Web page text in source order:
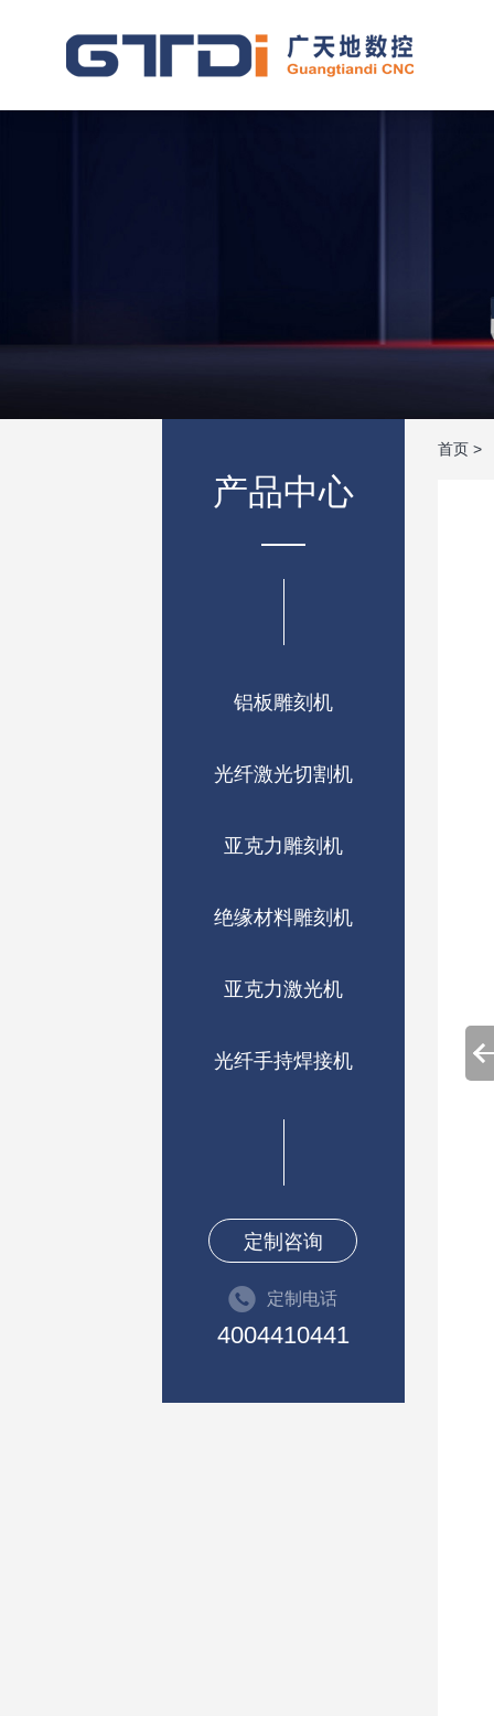
产品中心
铝板雕刻机
光纤激光切割机
亚克力雕刻机
绝缘材料雕刻机
亚克力激光机
光纤手持焊接机
定制咨询
定制电话
4004410441
首页>